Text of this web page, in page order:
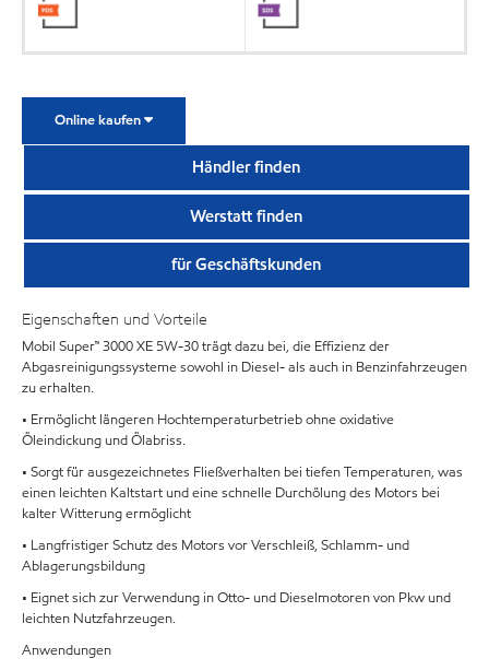
Online kaufen
Händler finden
Werstatt finden
für Geschäftskunden
Eigenschaften und Vorteile
Mobil Super™ 3000 XE 5W-30 trägt dazu bei, die Effizienz der
Abgasreinigungssysteme sowohl in Diesel- als auch in Benzinfahrzeugen
zu erhalten.
• Ermöglicht längeren Hochtemperaturbetrieb ohne oxidative
Öleindickung und Ölabriss.
• Sorgt für ausgezeichnetes Fließverhalten bei tiefen Temperaturen, was
einen leichten Kaltstart und eine schnelle Durchölung des Motors bei
kalter Witterung ermöglicht
• Langfristiger Schutz des Motors vor Verschleiß, Schlamm- und
Ablagerungsbildung
• Eignet sich zur Verwendung in Otto- und Dieselmotoren von Pkw und
leichten Nutzfahrzeugen.
Anwendungen